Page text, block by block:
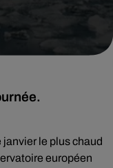
le plus chaud
européen